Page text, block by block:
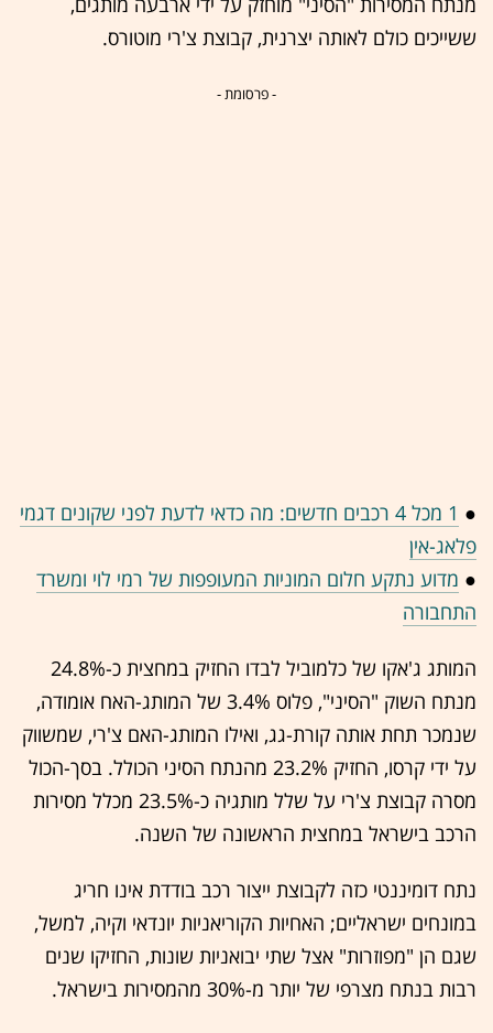
ששייכים כולם לאותה יצרנית, קבוצת צ'רי מוטורס.
- פרסומת -
●
1 מכל 4 רכבים חדשים: מה כדאי לדעת לפני שקונים דגמי
פלאג-אין
● מדוע נתקע חלום המוניות המעופפות של רמי לוי ומשרד
התחבורה
המותג ג'אקו של כלמוביל לבדו החזיק במחצית כ-24.8%
מנתח השוק "הסיני", פלוס 3.4% של המותג-האח אומודה,
שנמכר תחת אותה קורת-גג, ואילו המותג-האם צ'רי, שמשווק
על ידי קרסו, החזיק 23.2% מהנתח הסיני הכולל. בסך-הכול
מסרה קבוצת צ'רי על שלל מותגיה כ-23.5% מכלל מסירות
הרכב בישראל במחצית הראשונה של השנה.
נתח דומיננטי כזה לקבוצת ייצור רכב בודדת אינו חריג
במונחים ישראליים; האחיות הקוריאניות יונדאי וקיה, למשל,
שגם הן "מפוזרות" אצל שתי יבואניות שונות, החזיקו שנים
רבות בנתח מצרפי של יותר מ-30% מהמסירות בישראל.